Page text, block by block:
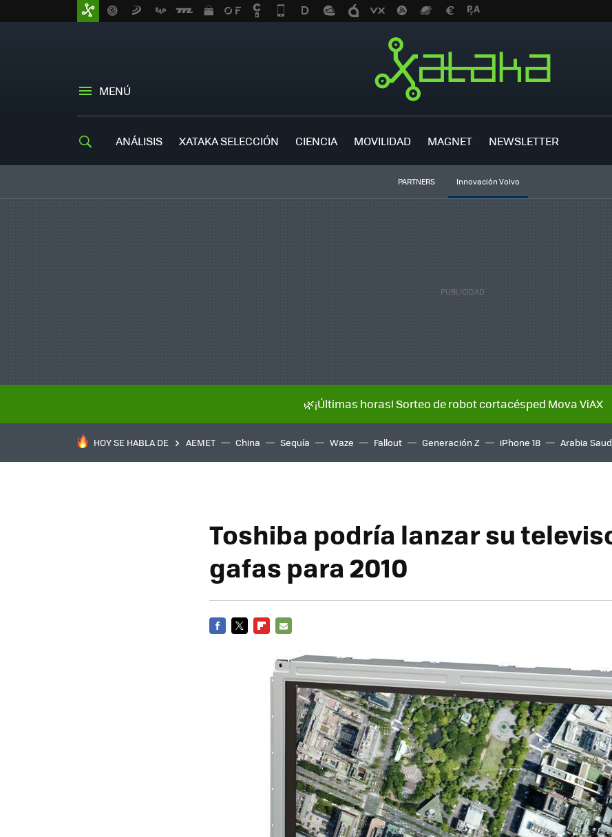
MENÚ
ANÁLISIS XATAKA SELECCIÓN CIENCIA MOVILIDAD MAGNET NEWSLETTER
PARTNERS Innovación Volvo
🌿¡Últimas horas! Sorteo de robot cortacésped Mova ViAX
HOY SE HABLA DE AEMET China Sequía Waze Fallout Generación Z iPhone 18 Arabia
Toshiba podría lanzar su
gafas para 2010
MAIL